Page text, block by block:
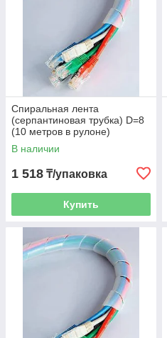
Спиральная лента
(серпантиновая трубка) D=8
(10 метров в рулоне)
В наличии
1 518 ₸/упаковка
Купить